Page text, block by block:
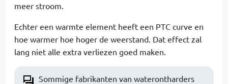
meer stroom.
Echter een warmte element heeft een PTC curve en
hoe warmer hoe hoger de weerstand. Dat effect zal
lang niet alle extra verliezen goed maken.
Sommige fabrikanten van waterontharders